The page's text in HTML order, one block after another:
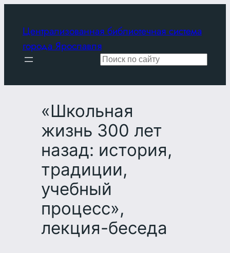
содержимому
Централизованная библиотечная система
города Ярославля
Поиск
«Школьная
жизнь 300 лет
назад: история,
традиции,
учебный
процесс»,
лекция-беседа